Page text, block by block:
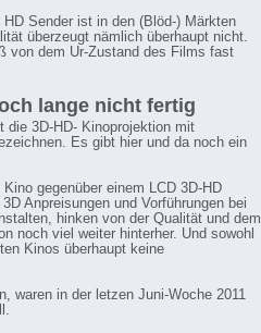
Sender ist in den (Blöd-) Märkten
überzeugt nämlich überhaupt nicht.
von dem Ur-Zustand des Films fast
lange nicht fertig
die 3D-HD- Kinoprojektion mit
Es gibt hier und da noch ein
gegenüber einem LCD 3D-HD
Anpreisungen und Vorführungen bei
hinken von der Qualität und dem
noch viel weiter hinterher. Und sowohl
Kinos überhaupt keine
waren in der letzen Juni-Woche 2011